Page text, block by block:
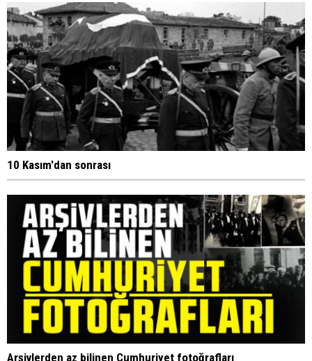
10 Kasım'dan sonrası
Arşivlerden az bilinen Cumhuriyet fotoğrafları